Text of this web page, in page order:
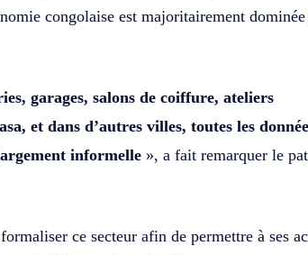
congolaise est majoritairement
garages, salons de coiffure, ateliers
et dans d’autres villes, toutes les
informelle », a fait remarquer le
ce secteur afin de permettre à ses